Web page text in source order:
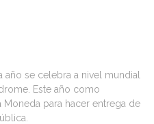
se celebra a nivel mundial
Este año como
para hacer entrega de